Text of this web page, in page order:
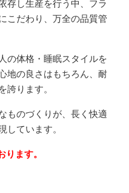
存し生産を行う中、フラ
こだわり、万全の品質管
の体格・睡眠スタイルを
地の良さはもちろん、耐
誇ります。
ものづくりが、長く快適
しています。
ます。